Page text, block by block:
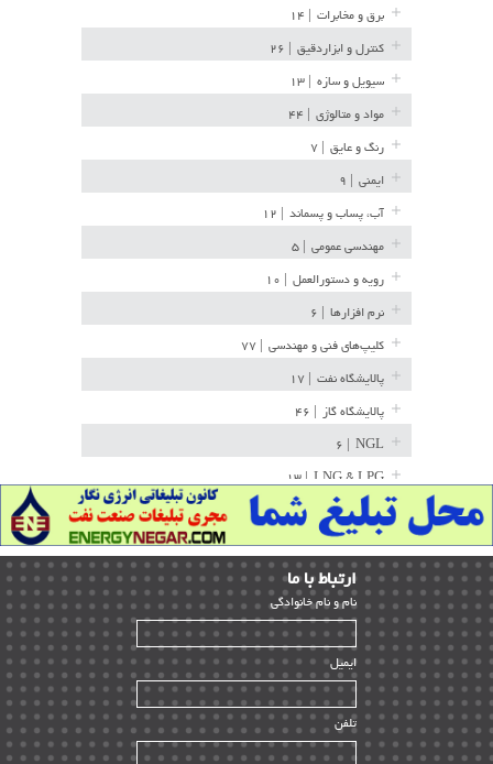
برق و مخابرات
کنترل و ابزاردقیق
سیویل و سازه
مواد و متالوژی
رنگ و عایق
ایمنی
آب، پساب و پسماند
مهندسی عمومی
رویه و دستورالعمل
نرم افزارها
کلیپ‌های فنی و مهندسی
پالایشگاه نفت
پالایشگاه گاز
NGL
LNG & LPG | ۱۳
خط لوله | ۳۶
مخازن ذخیره | ۱۵
پتروشیمی | ۱۴
بازرسی و QC | ۱۵
HSE | ۳۹
ساخت و نصب | ۱۲
راه اندازی | ۹
سازندگان و تامین کنندگان | ۱۰
ارﺗﺒﺎط ﺑﺎ ما
ﻧﺎم و ﻧﺎم ﺧﺎﻧﻮادﮔﻰ
ایمیل
تلفن